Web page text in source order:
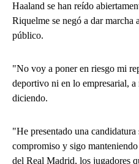
Haaland se han reído
Riquelme se negó a dar marcha
público.
"No voy a poner en riesgo mi
deportivo ni en lo empresarial,
diciendo.
"He presentado una candidatura
compromiso y sigo
del Real Madrid, los jugadores